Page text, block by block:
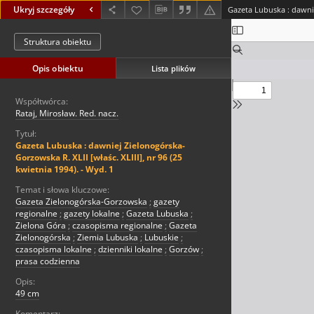
Ukryj szczegóły
Struktura obiektu
Opis obiektu Lista plików
Współtwórca:
Rataj, Mirosław. Red. nacz.
Tytuł:
Gazeta Lubuska : dawniej Zielonogórska-
Gorzowska R. XLII [właśc. XLIII], nr 96 (25
kwietnia 1994). - Wyd. 1
Temat i słowa kluczowe:
Gazeta Zielonogórska-Gorzowska ; gazety
regionalne ; gazety lokalne ; Gazeta Lubuska ;
Zielona Góra ; czasopisma regionalne ; Gazeta
Zielonogórska ; Ziemia Lubuska ; Lubuskie ;
czasopisma lokalne ; dzienniki lokalne ; Gorzów ;
prasa codzienna
Opis:
49 cm